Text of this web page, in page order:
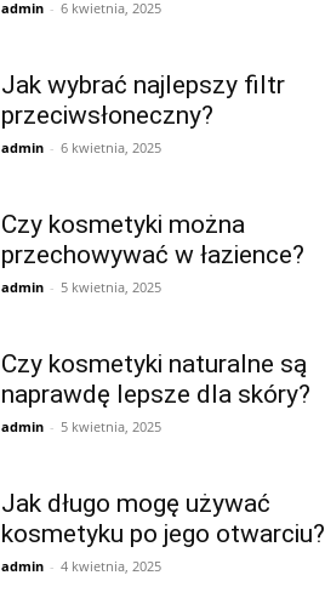
admin - 6 kwietnia, 2025
Jak wybrać najlepszy filtr
przeciwsłoneczny?
admin - 6 kwietnia, 2025
Czy kosmetyki można
przechowywać w łazience?
admin - 5 kwietnia, 2025
Czy kosmetyki naturalne są
naprawdę lepsze dla skóry?
admin - 5 kwietnia, 2025
Jak długo mogę używać
kosmetyku po jego otwarciu?
admin - 4 kwietnia, 2025